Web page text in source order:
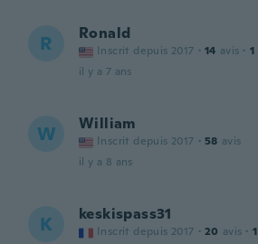
R Ronald
Inscrit depuis 2017 · 14 avis · 1
il y a 7 ans
W William
Inscrit depuis 2017 · 58 avis
il y a 8 ans
K keskispass31
Inscrit depuis 2017 · 20 avis · 1